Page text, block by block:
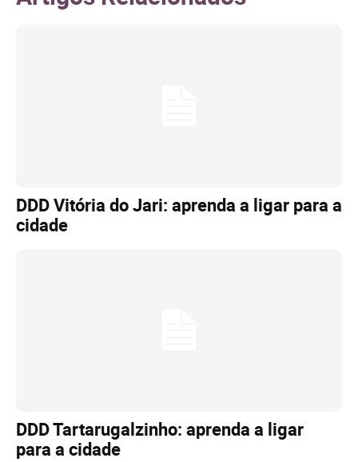
DDD Vitória do Jari: aprenda a ligar para a
cidade
DDD Tartarugalzinho: aprenda a ligar
para a cidade